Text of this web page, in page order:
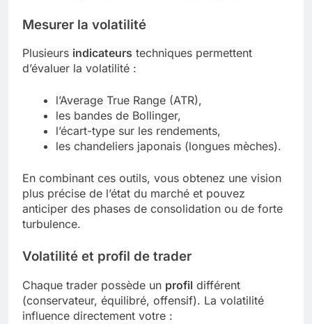
Mesurer la volatilité
Plusieurs indicateurs techniques permettent
d’évaluer la volatilité :
l’Average True Range (ATR),
les bandes de Bollinger,
l’écart-type sur les rendements,
les chandeliers japonais (longues mèches).
En combinant ces outils, vous obtenez une vision
plus précise de l’état du marché et pouvez
anticiper des phases de consolidation ou de forte
turbulence.
Volatilité et profil de trader
Chaque trader possède un profil différent
(conservateur, équilibré, offensif). La volatilité
influence directement votre :